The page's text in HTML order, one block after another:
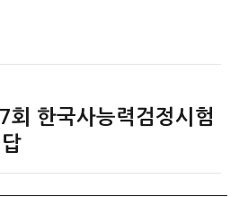
회 한국사능력검정시험